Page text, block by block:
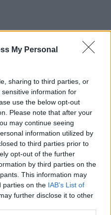
My Personal
sharing to third parties, or
information for
use the below opt-out
Please note that after your
may continue seeing
information utilized by
to third parties prior to
opt-out of the further
by third parties on the
This information may
parties on the IAB’s List of
further disclose it to other
ublikohen pamjet ,